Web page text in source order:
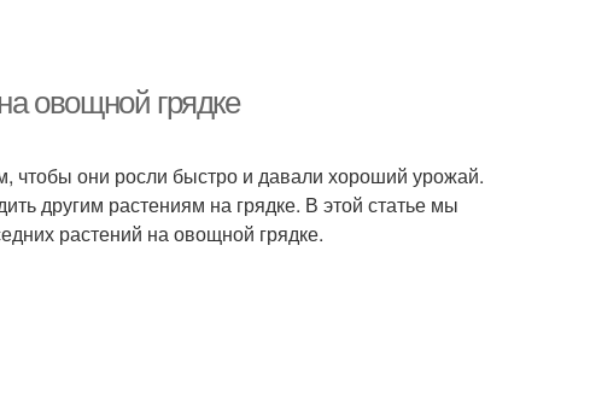
овощной грядке
чтобы они росли быстро и давали хороший урожай.
другим растениям на грядке. В этой статье мы
растений на овощной грядке.